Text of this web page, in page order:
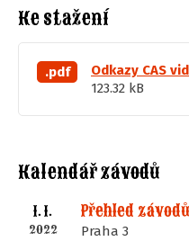
Ke stažení
.pdf
Odkazy CAS
123.32 kB
Kalendář závodů
1. I.
2022
Přehled
Praha 3